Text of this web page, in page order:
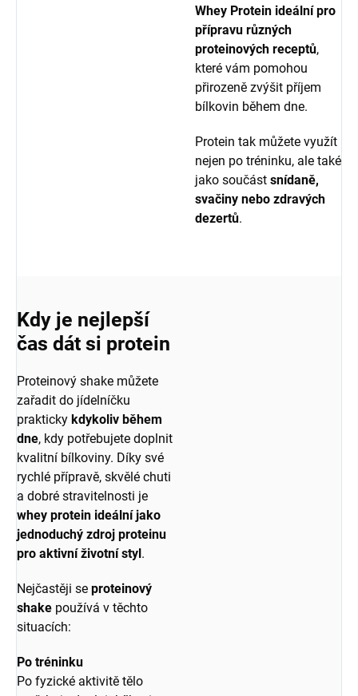
Whey Protein ideální pro
přípravu různých
proteinových receptů,
které vám pomohou
přirozeně zvýšit příjem
bílkovin během dne.
Protein tak můžete využít
nejen po tréninku, ale také
jako součást snídaně,
svačiny nebo zdravých
dezertů.
Kdy je nejlepší
čas dát si protein
Proteinový shake můžete
zařadit do jídelníčku
prakticky kdykoliv během
dne, kdy potřebujete doplnit
kvalitní bílkoviny. Díky své
rychlé přípravě, skvělé chuti
a dobré stravitelnosti je
whey protein ideální jako
jednoduchý zdroj proteinu
pro aktivní životní styl.
Nejčastěji se proteinový
shake používá v těchto
situacích:
Po tréninku
Po fyzické aktivitě tělo